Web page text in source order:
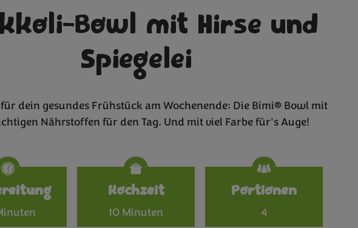
Bowl mit Hirse und
Spiegelei
dein gesundes Frühstück am Wochenende: Die Bimi® Bowl mit
Nährstoffen für den Tag. Und mit viel Farbe für's Auge!
Specifications
Kochzeit
10 Minuten
Portionen
4